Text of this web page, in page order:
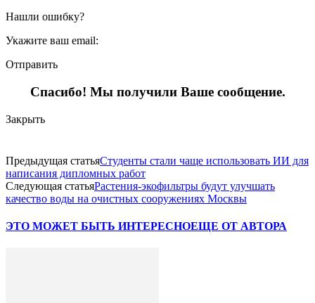
Нашли ошибку?
Укажите ваш email:
Отправить
Спасибо! Мы получили Ваше сообщение.
Закрыть
Предыдущая статьяСтуденты стали чаще использовать ИИ для
написания дипломных работ
Следующая статьяРастения-экофильтры будут улучшать
качество воды на очистных сооружениях Москвы
ЭТО МОЖЕТ БЫТЬ ИНТЕРЕСНОЕЩЕ ОТ АВТОРА